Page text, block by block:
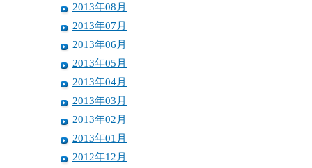
2013年08月
2013年07月
2013年06月
2013年05月
2013年04月
2013年03月
2013年02月
2013年01月
2012年12月